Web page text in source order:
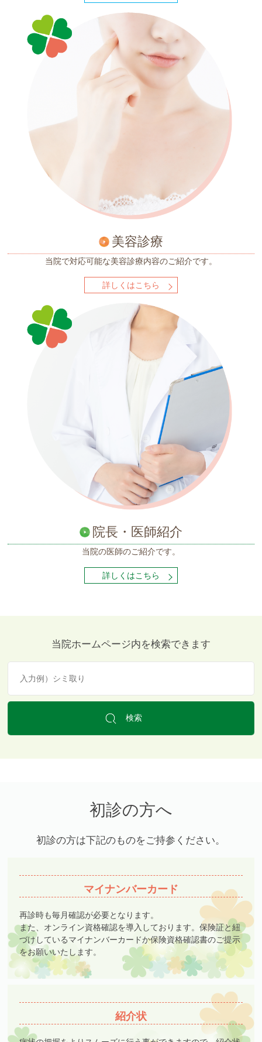
美容診療
当院で対応可能な美容診療内容のご紹介です。
詳しくはこちら
院長・医師紹介
当院の医師のご紹介です。
詳しくはこちら
当院ホームページ内を検索できます
初診の方へ
初診の方は下記のものをご持参ください。
マイナンバーカード
再診時も毎月確認が必要となります。
また、オンライン資格確認を導入しております。保険証と紐
づけしているマイナンバーカードか保険資格確認書のご提示
をお願いいたします。
紹介状